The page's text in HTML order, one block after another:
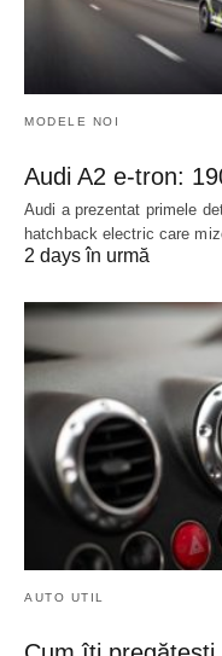
MODELE NOI
Audi A2 e-tron:
Audi a prezentat primele
hatchback electric care
2 days în urmă
AUTO UTIL